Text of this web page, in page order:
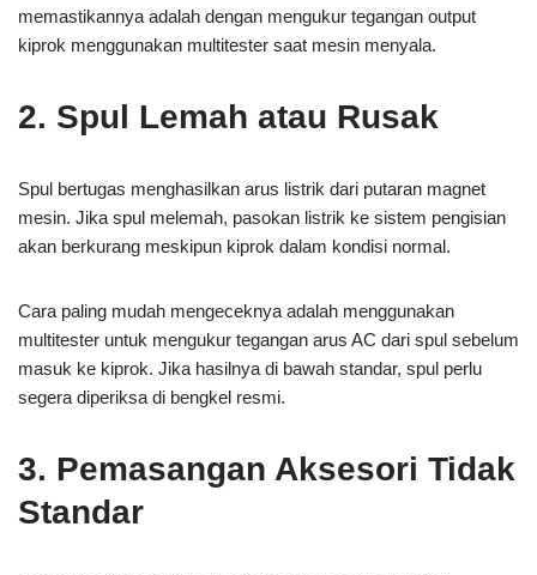
memastikannya adalah dengan mengukur tegangan output
kiprok menggunakan multitester saat mesin menyala.
2. Spul Lemah atau Rusak
Spul bertugas menghasilkan arus listrik dari putaran magnet
mesin. Jika spul melemah, pasokan listrik ke sistem pengisian
akan berkurang meskipun kiprok dalam kondisi normal.
Cara paling mudah mengeceknya adalah menggunakan
multitester untuk mengukur tegangan arus AC dari spul sebelum
masuk ke kiprok. Jika hasilnya di bawah standar, spul perlu
segera diperiksa di bengkel resmi.
3. Pemasangan Aksesori Tidak
Standar